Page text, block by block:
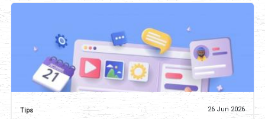
Tips 26 Jun 2026